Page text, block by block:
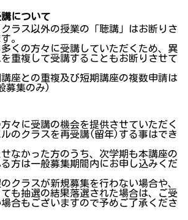
について
ラス以外の授業の「聴講」はお断りさ
。
くの方々に受講していただくため、異
重複して受講することもお断りさせて
座との重複及び短期講座の複数申請は
募集のみ)
々に受講の機会を提供させていただく
のクラスを再受講(留年)する事はでき
なかった方のうち、次学期も本講座の
方は一般募集期間内にお申し込みくだ
クラスが新規募集を行わない場合や、
も抽選の結果落選された場合は、ご受
合もございますので予めご了承くださ